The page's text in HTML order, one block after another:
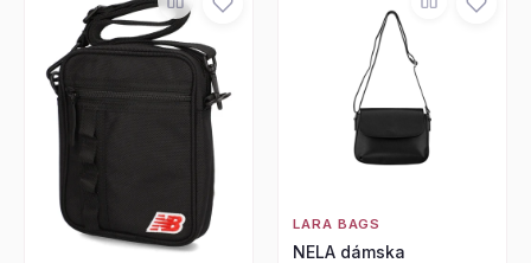
LARA BAGS
NELA dámska